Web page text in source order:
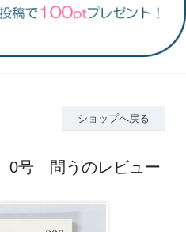
ショップへ戻る
号 問うのレビュー